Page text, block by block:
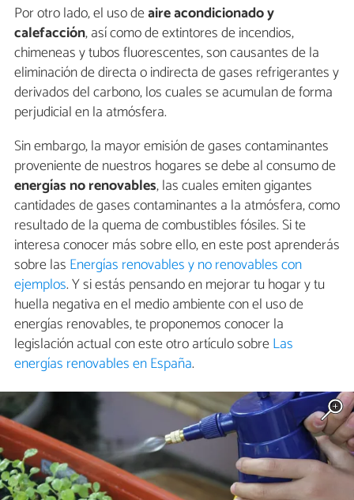
Por otro lado, el uso deaire acondicionado y
calefacción, así como de extintores de incendios,
chimeneas y tubos fluorescentes, son causantes de la
eliminación de directa o indirecta de gases refrigerantes y
derivados del carbono, los cuales se acumulan de forma
perjudicial en la atmósfera.
Sin embargo, la mayor emisión de gases contaminantes
proveniente de nuestros hogares se debe al consumo de
energías no renovables, las cuales emiten gigantes
cantidades de gases contaminantes a la atmósfera, como
resultado de la quema de combustibles fósiles. Si te
interesa conocer más sobre ello, en este post aprenderás
sobre las Energías renovables y no renovables con
ejemplos. Y si estás pensando en mejorar tu hogar y tu
huella negativa en el medio ambiente con el uso de
energías renovables, te proponemos conocer la
legislación actual con este otro artículo sobreLas
energías renovables en España.